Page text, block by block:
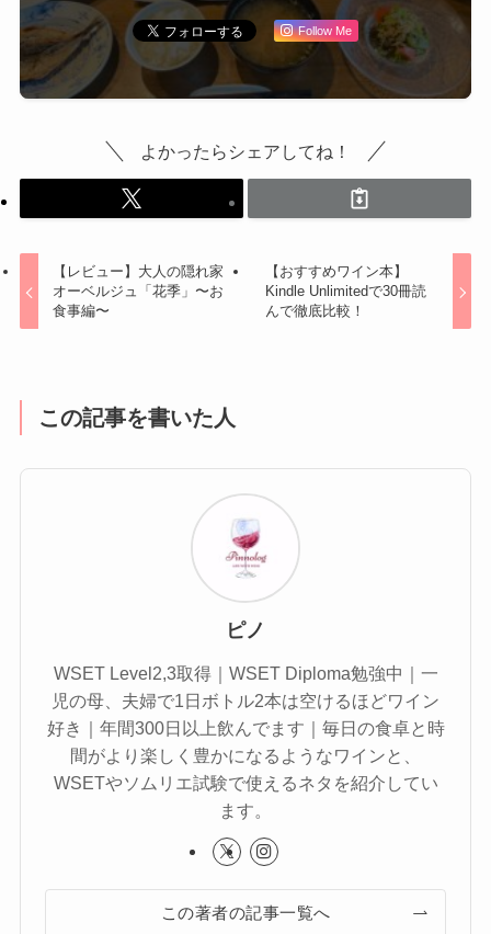
Follow Me
よかったらシェアしてね！
【レビュー】大人の隠れ家
オーベルジュ「花季」〜お
食事編〜
【おすすめワイン本】
Kindle Unlimitedで30冊読
んで徹底比較！
この記事を書いた人
ピノ
WSET Level2,3取得｜WSET Diploma勉強中｜一
児の母、夫婦で1日ボトル2本は空けるほどワイン
好き｜年間300日以上飲んでます｜毎日の食卓と時
間がより楽しく豊かになるようなワインと、
WSETやソムリエ試験で使えるネタを紹介してい
ます。
この著者の記事一覧へ